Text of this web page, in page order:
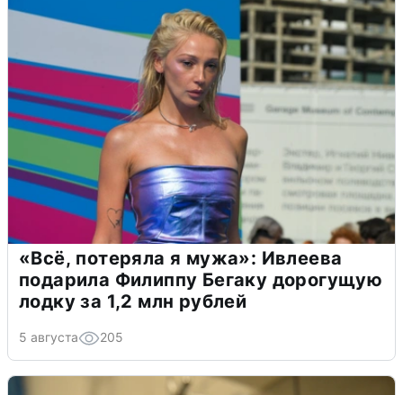
«Всё, потеряла я мужа»: Ивлеева
подарила Филиппу Бегаку дорогущую
лодку за 1,2 млн рублей
5 августа 205